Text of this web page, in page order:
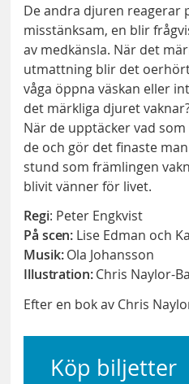
De andra djuren reagerar
misstänksam, en blir
av medkänsla. När det
utmattning blir det
våga öppna väskan eller
det märkliga djuret
När de upptäcker vad
de och gör det finaste
stund som främlingen
blivit vänner för livet.
Regi: Peter Engkvist
På scen: Lise Edman och
Musik:Ola Johansson
Illustration:Chris Naylor-
Efter en bok av Chris
Köp biljetter